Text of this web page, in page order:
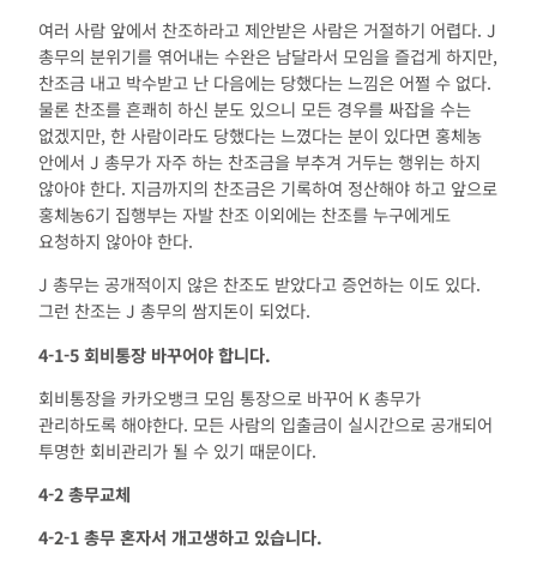
여러 사람 앞에서 찬조하라고 제안받은 사람은 거절하기 어렵다. J
총무의 분위기를 엮어내는 수완은 남달라서 모임을 즐겁게 하지만,
찬조금 내고 박수받고 난 다음에는 당했다는 느낌은 어쩔 수 없다.
물론 찬조를 흔쾌히 하신 분도 있으니 모든 경우를 싸잡을 수는
없겠지만, 한 사람이라도 당했다는 느꼈다는 분이 있다면 홍체농
안에서 J 총무가 자주 하는 찬조금을 부추겨 거두는 행위는 하지
않아야 한다. 지금까지의 찬조금은 기록하여 정산해야 하고 앞으로
홍체농6기 집행부는 자발 찬조 이외에는 찬조를 누구에게도
요청하지 않아야 한다.
J 총무는 공개적이지 않은 찬조도 받았다고 증언하는 이도 있다.
그런 찬조는 J 총무의 쌈지돈이 되었다.
4-1-5회비통장 바꾸어야 합니다.
회비통장을 카카오뱅크 모임 통장으로 바꾸어 K 총무가
관리하도록 해야한다. 모든 사람의 입출금이 실시간으로 공개되어
투명한 회비관리가 될 수 있기 때문이다.
4-2총무교체
4-2-1총무 혼자서 개고생하고 있습니다.